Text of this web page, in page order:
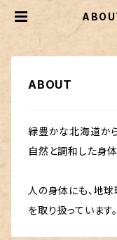
ABOUT
緑豊かな北海道か
自然と調和した身
人の身体にも、地
を取り扱っています。